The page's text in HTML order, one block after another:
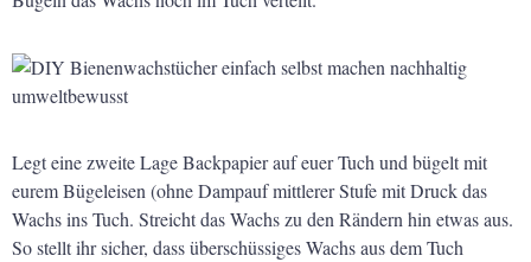
Legt eine zweite Lage Backpapier auf euer Tuch und bügelt mit
eurem Bügeleisen (ohne Dampauf mittlerer Stufe mit Druck das
Wachs ins Tuch. Streicht das Wachs zu den Rändern hin etwas aus.
So stellt ihr sicher, dass überschüssiges Wachs aus dem Tuch